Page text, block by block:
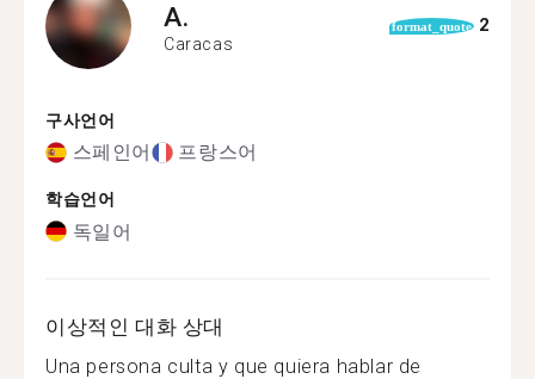
A.
Caracas
format_quote 2
구사언어
스페인어 프랑스어
학습언어
독일어
이상적인 대화 상대
Una persona culta y que quiera hablar de